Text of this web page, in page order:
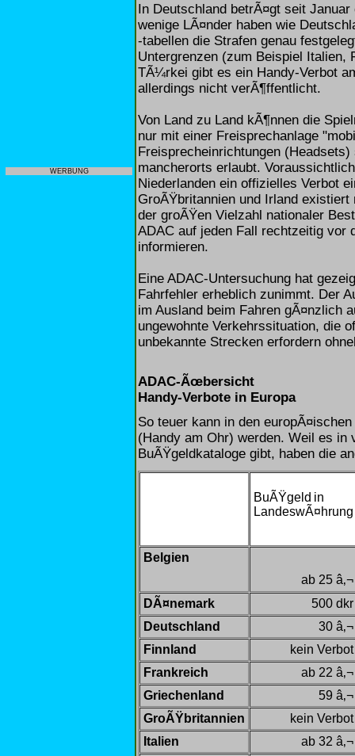
WERBUNG
In Deutschland betrÃ¤gt seit
wenige LÃ¤nder haben wie
-tabellen die Strafen genau
Untergrenzen (zum Beispiel Italien,
TÃ¼rkei gibt es ein Handy-Verbot
allerdings nicht verÃ¶ffentlicht.
Von Land zu Land kÃ¶nnen die
nur mit einer Freisprechanlage
Freisprecheinrichtungen
mancherorts erlaubt.
Niederlanden ein offizielles Verbot
GroÃŸbritannien und Irland
der groÃŸen Vielzahl nationaler
ADAC auf jeden Fall rechtzeitig vor
informieren.
Eine ADAC-Untersuchung hat
Fahrfehler erheblich zunimmt. Der
im Ausland beim Fahren gÃ¤nzlich
ungewohnte Verkehrssituation, die
unbekannte Strecken erfordern
ADAC-Ãœbersicht
Handy-Verbote in Europa
So teuer kann in den
(Handy am Ohr) werden. Weil es in
BuÃŸgeldkataloge gibt, haben die
BuÃŸgeld in
LandeswÃ¤hrung
Belgien
ab 25 â‚¬
DÃ¤nemark
500 dkr
Deutschland
30 â‚¬
Finnland
kein Verbot
Frankreich
ab 22 â‚¬
Griechenland
59 â‚¬
GroÃŸbritannien
kein Verbot
Italien
ab 32 â‚¬